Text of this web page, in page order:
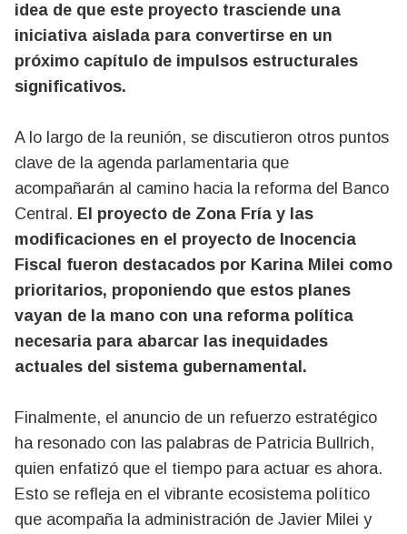
idea de que este proyecto trasciende una
iniciativa aislada para convertirse en un
próximo capítulo de impulsos estructurales
significativos.
A lo largo de la reunión, se discutieron otros puntos
clave de la agenda parlamentaria que
acompañarán al camino hacia la reforma del Banco
Central. El proyecto de Zona Fría y las
modificaciones en el proyecto de Inocencia
Fiscal fueron destacados por Karina Milei como
prioritarios, proponiendo que estos planes
vayan de la mano con una reforma política
necesaria para abarcar las inequidades
actuales del sistema gubernamental.
Finalmente, el anuncio de un refuerzo estratégico
ha resonado con las palabras de Patricia Bullrich,
quien enfatizó que el tiempo para actuar es ahora.
Esto se refleja en el vibrante ecosistema político
que acompaña la administración de Javier Milei y